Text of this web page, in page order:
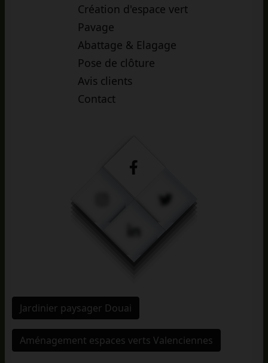
Création d'espace vert
Pavage
Abattage & Elagage
Pose de clôture
Avis clients
Contact
Jardinier paysager Douai
Aménagement espaces verts Valenciennes